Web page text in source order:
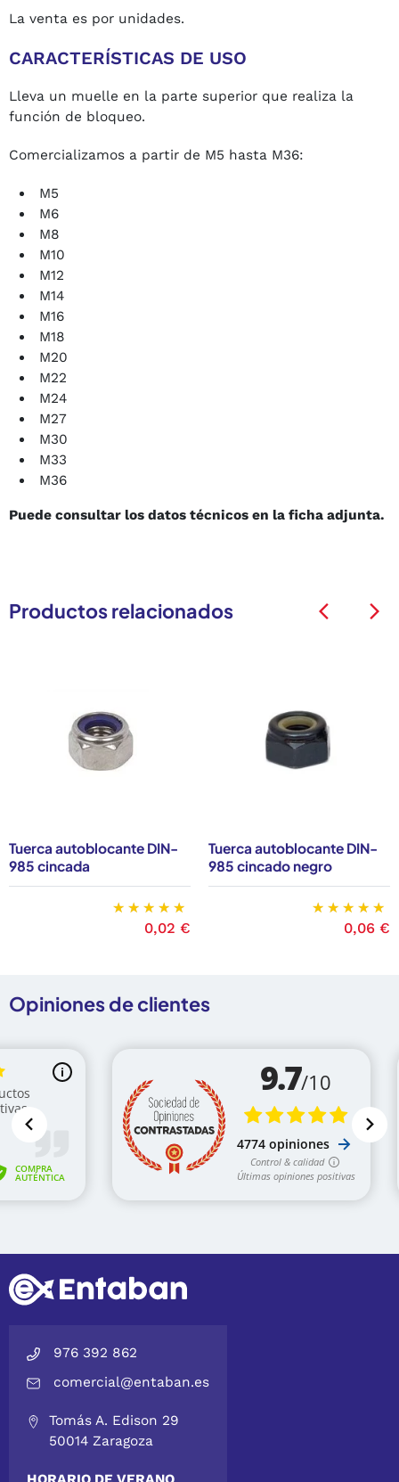
La venta es por unidades.
CARACTERÍSTICAS DE USO
Lleva un muelle en la parte superior que realiza la
función de bloqueo.
Comercializamos a partir de M5 hasta M36:
M5
M6
M8
M10
M12
M14
M16
M18
M20
M22
M24
M27
M30
M33
M36
Puede consultar los datos técnicos en la ficha adjunta.
Productos relacionados
Tuerca autoblocante DIN-
985 cincada
Precio
0,02 €
Tuerca autoblocante DIN-
985 cincado negro
Precio
0,06 €
arrow_back_ios arrow_back_ios
Opiniones de clientes
976 392 862
comercial@entaban.es
Tomás A. Edison 29
50014 Zaragoza